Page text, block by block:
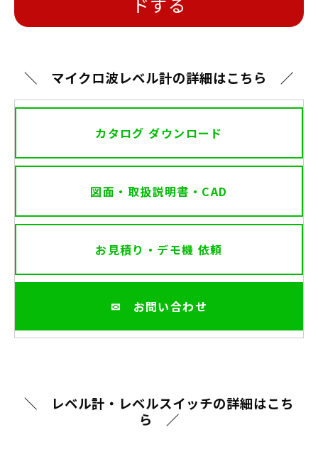
＼　マイクロ波レベル計の詳細はこちら　／
カタログ ダウンロード
図面・取扱説明書・CAD
お見積り・デモ機 依頼
✉ お問い合わせ
＼　レベル計・レベルスイッチの詳細はこち
ら　／